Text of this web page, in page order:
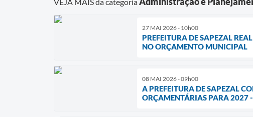
27 MAI 2026 - 10h00
PREFEITURA DE SAPEZAL
NO ORÇAMENTO MUNICIPAL
08 MAI 2026 - 09h00
A PREFEITURA DE SAPEZAL
ORÇAMENTÁRIAS PARA 2027